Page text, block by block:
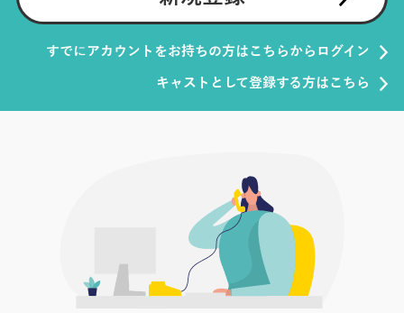
すでにアカウントをお持ちの方はこちらからログイン
キャストとして登録する方はこちら